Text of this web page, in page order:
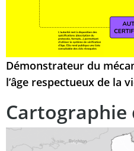
Démonstrateur du
l’âge respectueux de la
Cartographie